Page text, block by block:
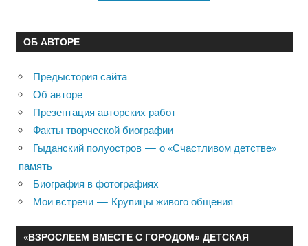
ОБ АВТОРЕ
Предыстория сайта
Об авторе
Презентация авторских работ
Факты творческой биографии
Гыданский полуостров — о «Счастливом детстве»
память
Биография в фотографиях
Мои встречи — Крупицы живого общения…
«ВЗРОСЛЕЕМ ВМЕСТЕ С ГОРОДОМ» ДЕТСКАЯ